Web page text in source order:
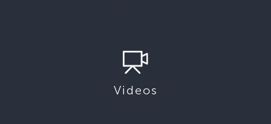
Videos